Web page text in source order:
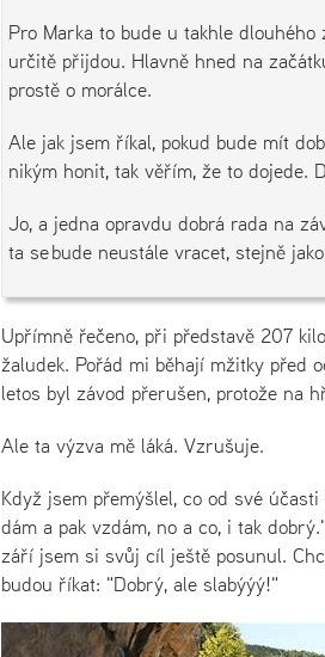
Pro Marka to bude u takhle
určitě přijdou. Hlavně hned na
prostě o morálce.
Ale jak jsem říkal, pokud bude mít
nikým honit, tak věřím, že to dojede.
Jo, a jedna opravdu dobrá rada na
ta se bude neustále vracet, stejně
Upřímně řečeno, při představě 207
žaludek. Pořád mi běhají mžitky před
letos byl závod přerušen, protože na
Ale ta výzva mě láká. Vzrušuje.
Když jsem přemýšlel, co od své
dám a pak vzdám, no a co, i tak
září jsem si svůj cíl ještě posunul.
budou říkat: "Dobrý, ale slabýýý!"